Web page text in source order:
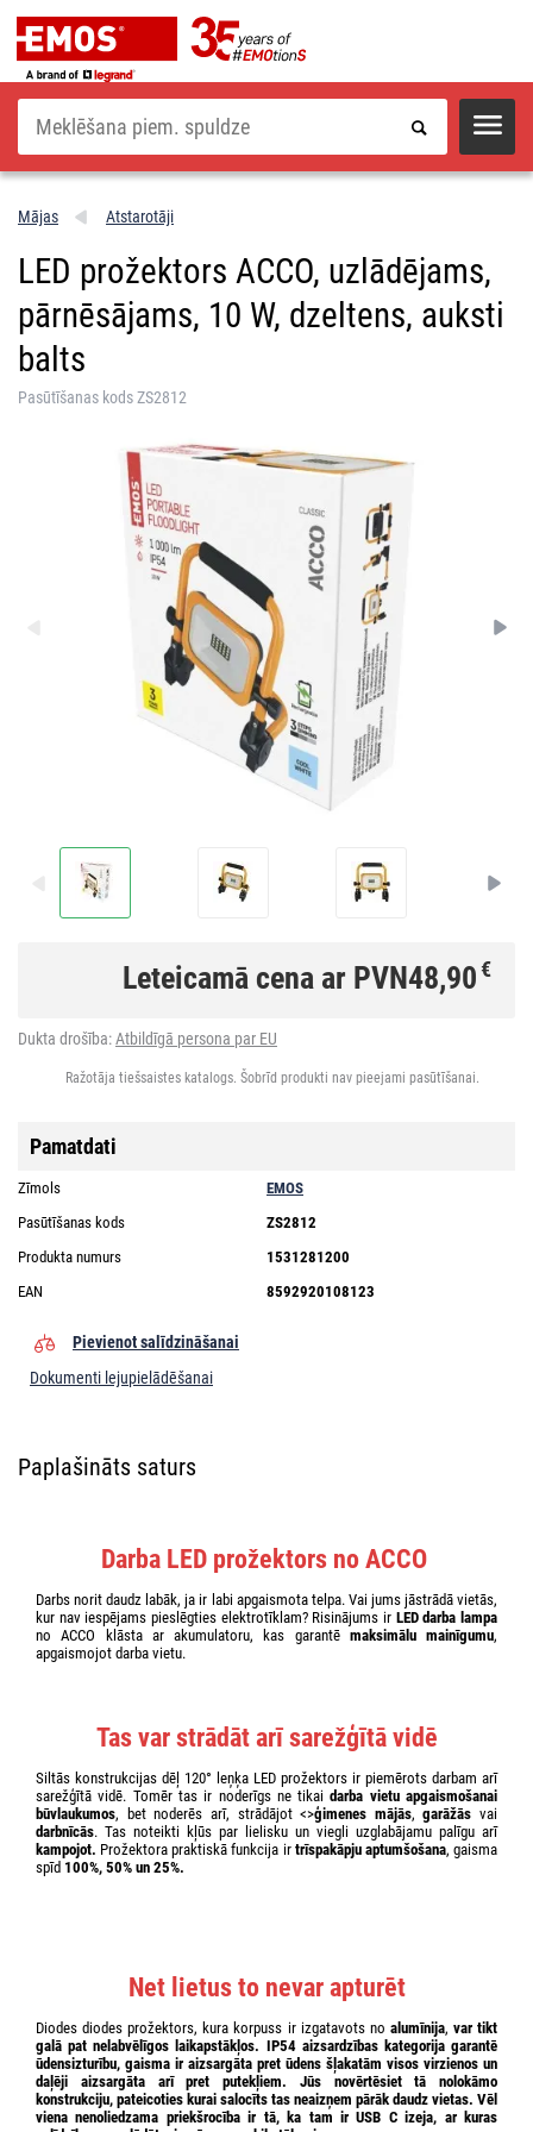
Meklēšana
Mājas Atstarotāji
LED prožektors ACCO, uzlādējams,
pārnēsājams, 10 W, dzeltens, auksti
balts
Pasūtīšanas kods ZS2812
Leteicamā cena ar PVN48,90€
Dukta drošība:Atbildīgā persona par EU
Ražotāja tiešsaistes katalogs. Šobrīd produkti nav pieejami pasūtīšanai.
Pamatdati
Zīmols
EMOS
Pasūtīšanas kods
ZS2812
Produkta numurs
1531281200
EAN
8592920108123
Pievienot salīdzināšanai
Dokumenti lejupielādēšanai
Paplašināts saturs
Darba LED prožektors no ACCO
Darbs norit daudz labāk, ja ir labi apgaismota telpa. Vai jums jāstrādā vietās,
kur nav iespējams pieslēgties elektrotīklam? Risinājums ir LED darba lampa
no ACCO klāsta ar akumulatoru, kas garantē maksimālu mainīgumu,
apgaismojot darba vietu.
Tas var strādāt arī sarežģītā vidē
Siltās konstrukcijas dēļ 120° leņķa LED prožektors ir piemērots darbam arī
sarežģītā vidē. Tomēr tas ir noderīgs ne tikaidarba vietu apgaismošanai
būvlaukumos, bet noderēs arī, strādājot <>ģimenes mājās,garāžās vai
darbnīcās. Tas noteikti kļūs par lielisku un viegli uzglabājamu palīgu arī
kampojot. Prožektora praktiskā funkcija ir trīspakāpju aptumšošana, gaisma
spīd 100%, 50% un 25%.
Net lietus to nevar apturēt
Diodes diodes prožektors, kura korpuss ir izgatavots no alumīnija, var tikt
galā patnelabvēlīgos laikapstākļos. IP54 aizsardzības kategorijagarantē
ūdensizturību, gaisma ir aizsargāta pret ūdens šļakatām visos virzienos un
daļēji aizsargāta arī pret putekļiem. Jūs novērtēsiet tā nolokāmo
konstrukciju, pateicoties kurai salocīts tas neaizņem pārāk daudz vietas. Vēl
viena nenoliedzama priekšrocība ir tā, ka tam irUSB C izeja, ar kuras